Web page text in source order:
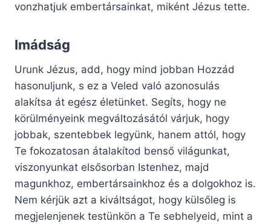
vonzhatjuk embertársainkat, miként Jézus tette.
Imádság
Urunk Jézus, add, hogy mind jobban Hozzád
hasonuljunk, s ez a Veled való azonosulás
alakítsa át egész életünket. Segíts, hogy ne
körülményeink megváltozásától várjuk, hogy
jobbak, szentebbek legyünk, hanem attól, hogy
Te fokozatosan átalakítod benső világunkat,
viszonyunkat elsősorban Istenhez, majd
magunkhoz, embertársainkhoz és a dolgokhoz is.
Nem kérjük azt a kiváltságot, hogy külsőleg is
megjelenjenek testünkön a Te sebhelyeid, mint a